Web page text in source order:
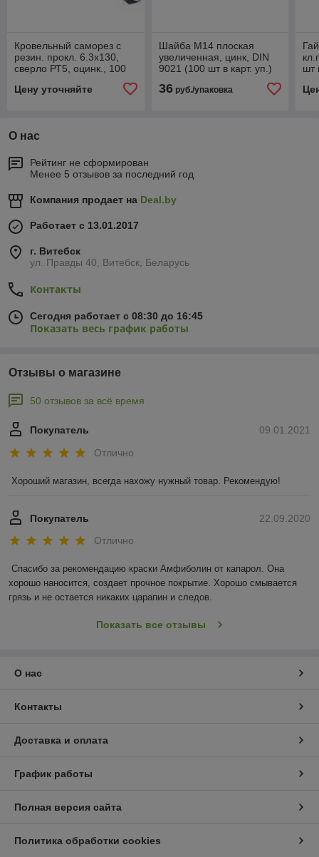
Кровельный саморез с
резин. прокл. 6.3х130,
сверло РТ5, оцинк., 100
Цену уточняйте
Шайба М14 плоская
увеличенная, цинк, DIN
9021 (100 шт в карт. уп.)
36руб./упаковка
шт
О нас
Рейтинг не сформирован
Менее 5 отзывов за последний год
Компания продает на Deal.by
Работает с 13.01.2017
г. Витебск
ул. Правды 40, Витебск, Беларусь
Контакты
Сегодня работает с 08:30 до 16:45
Показать весь график работы
Отзывы о магазине
50 отзывов за всё время
09.01.2021
Покупатель
Отлично
Хороший магазин, всегда нахожу нужный товар. Рекомендую!
22.09.2020
Покупатель
Отлично
Спасибо за рекомендацию краски Амфиболин от капарол. Она
хорошо наносится, создает прочное покрытие. Хорошо смывается
грязь и не остается никаких царапин и следов.
Показать все отзывы
О нас
Контакты
Доставка и оплата
График работы
Полная версия сайта
Политика обработки cookies